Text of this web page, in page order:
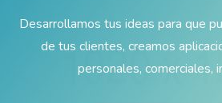
Desarrollamos tus ideas para que
de tus clientes, creamos
personales, comerciales,